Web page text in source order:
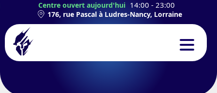
Centre ouvert aujourd'hui 14:00 - 23:00
176, rue Pascal à Ludres-Nancy, Lorraine